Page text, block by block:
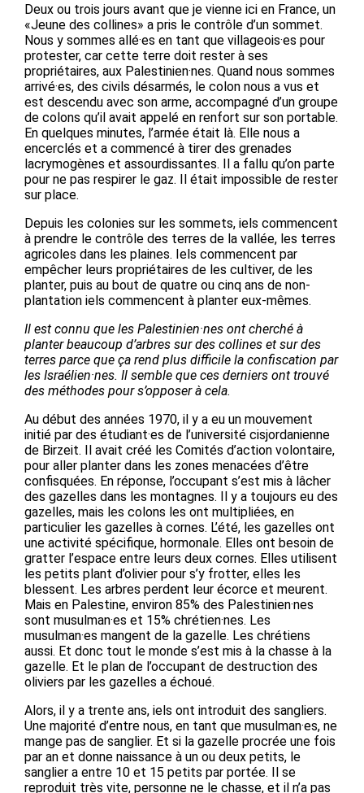
Deux ou trois jours avant que je vienne ici en France, un
«Jeune des collines» a pris le contrôle d’un sommet.
Nous y sommes allé·es en tant que villageois·es pour
protester, car cette terre doit rester à ses
propriétaires, aux Palestinien·nes. Quand nous sommes
arrivé·es, des civils désarmés, le colon nous a vus et
est descendu avec son arme, accompagné d’un groupe
de colons qu’il avait appelé en renfort sur son portable.
En quelques minutes, l’armée était là. Elle nous a
encerclés et a commencé à tirer des grenades
lacrymogènes et assourdissantes. Il a fallu qu’on parte
pour ne pas respirer le gaz. Il était impossible de rester
sur place.
Depuis les colonies sur les sommets, iels commencent
à prendre le contrôle des terres de la vallée, les terres
agricoles dans les plaines. Iels commencent par
empêcher leurs propriétaires de les cultiver, de les
planter, puis au bout de quatre ou cinq ans de non-
plantation iels commencent à planter eux-mêmes.
Il est connu que les Palestinien·nes ont cherché à
planter beaucoup d’arbres sur des collines et sur des
terres parce que ça rend plus difficile la confiscation par
les Israélien·nes. Il semble que ces derniers ont trouvé
des méthodes pour s’opposer à cela.
Au début des années 1970, il y a eu un mouvement
initié par des étudiant·es de l’université cisjordanienne
de Birzeit. Il avait créé les Comités d’action volontaire,
pour aller planter dans les zones menacées d’être
confisquées. En réponse, l’occupant s’est mis à lâcher
des gazelles dans les montagnes. Il y a toujours eu des
gazelles, mais les colons les ont multipliées, en
particulier les gazelles à cornes. L’été, les gazelles ont
une activité spécifique, hormonale. Elles ont besoin de
gratter l’espace entre leurs deux cornes. Elles utilisent
les petits plant d’olivier pour s’y frotter, elles les
blessent. Les arbres perdent leur écorce et meurent.
Mais en Palestine, environ 85% des Palestinien·nes
sont musulman·es et 15% chrétien·nes. Les
musulman·es mangent de la gazelle. Les chrétiens
aussi. Et donc tout le monde s’est mis à la chasse à la
gazelle. Et le plan de l’occupant de destruction des
oliviers par les gazelles a échoué.
Alors, il y a trente ans, iels ont introduit des sangliers.
Une majorité d’entre nous, en tant que musulman·es, ne
mange pas de sanglier. Et si la gazelle procrée une fois
par an et donne naissance à un ou deux petits, le
sanglier a entre 10 et 15 petits par portée. Il se
reproduit très vite, personne ne le chasse, et il n’a pas